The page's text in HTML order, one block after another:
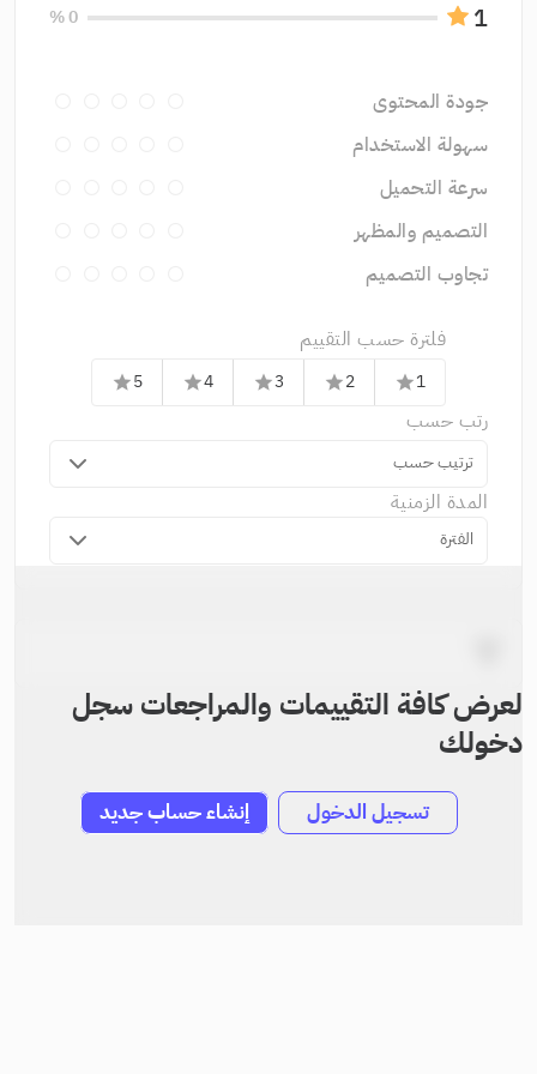
1
0 %
جودة المحتوى
سهولة الاستخدام
سرعة التحميل
التصميم والمظهر
تجاوب التصميم
فلترة حسب التقييم
1
star
2
star
3
star
4
star
5
star
رتب حسب
ترتيب حسب
المدة الزمنية
الفترة
لعرض كافة التقييمات والمراجعات سجل
دخولك
تسجيل الدخول إنشاء حساب جديد